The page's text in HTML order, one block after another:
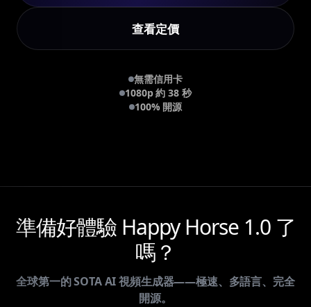
查看定價
無需信用卡
1080p 約 38 秒
100% 開源
準備好體驗 Happy Horse 1.0 了
嗎？
全球第一的 SOTA AI 視頻生成器——極速、多語言、完全
開源。